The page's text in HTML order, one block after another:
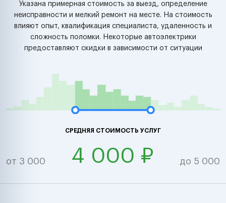
Указана примерная стоимость за выезд, определение
неисправности и мелкий ремонт на месте. На стоимость
влияют опыт, квалификация специалиста, удаленность и
сложность поломки. Некоторые автоэлектрики
предоставляют скидки в зависимости от ситуации
СРЕДНЯЯ СТОИМОСТЬ УСЛУГ
от 3 000 4 000 ₽ до 5 000